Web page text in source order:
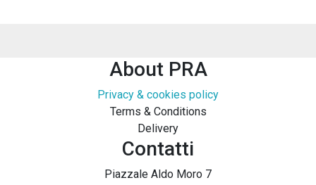
About PRA
Privacy & cookies policy
Terms & Conditions
Delivery
Contatti
Piazzale Aldo Moro 7